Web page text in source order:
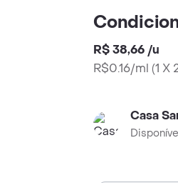
R$ 38,66 /u
R$0.16/ml (1 X
Casa